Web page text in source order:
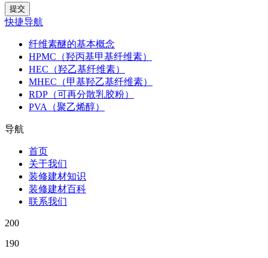
快捷导航
纤维素醚的基本概念
HPMC（羟丙基甲基纤维素）
HEC（羟乙基纤维素）
MHEC（甲基羟乙基纤维素）
RDP（可再分散乳胶粉）
PVA（聚乙烯醇）
导航
首页
关于我们
装修建材知识
装修建材百科
联系我们
200
190